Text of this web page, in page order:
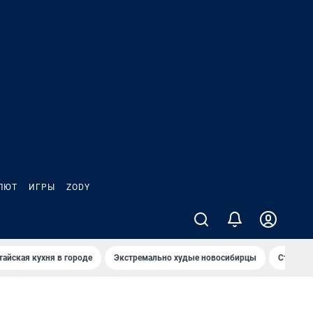
ИГРЫ ZODY
кухня в городе Экстремально худые новосибирцы Старт